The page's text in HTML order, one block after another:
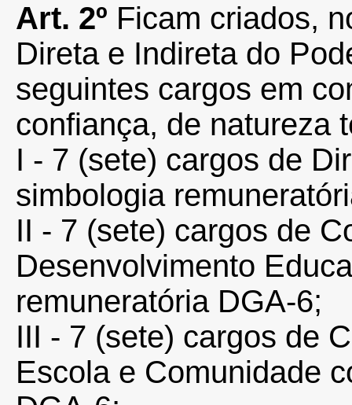
Art. 2º Ficam criados,
Direta e Indireta do
seguintes cargos em
confiança, de natureza
I - 7 (sete) cargos de
simbologia
II - 7 (sete) cargos de
Desenvolvimento
remuneratória DGA-6;
III - 7 (sete) cargos de
Escola e Comunidade